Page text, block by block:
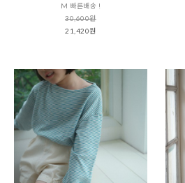
M 빠른배송 !
30,600원
21,420원